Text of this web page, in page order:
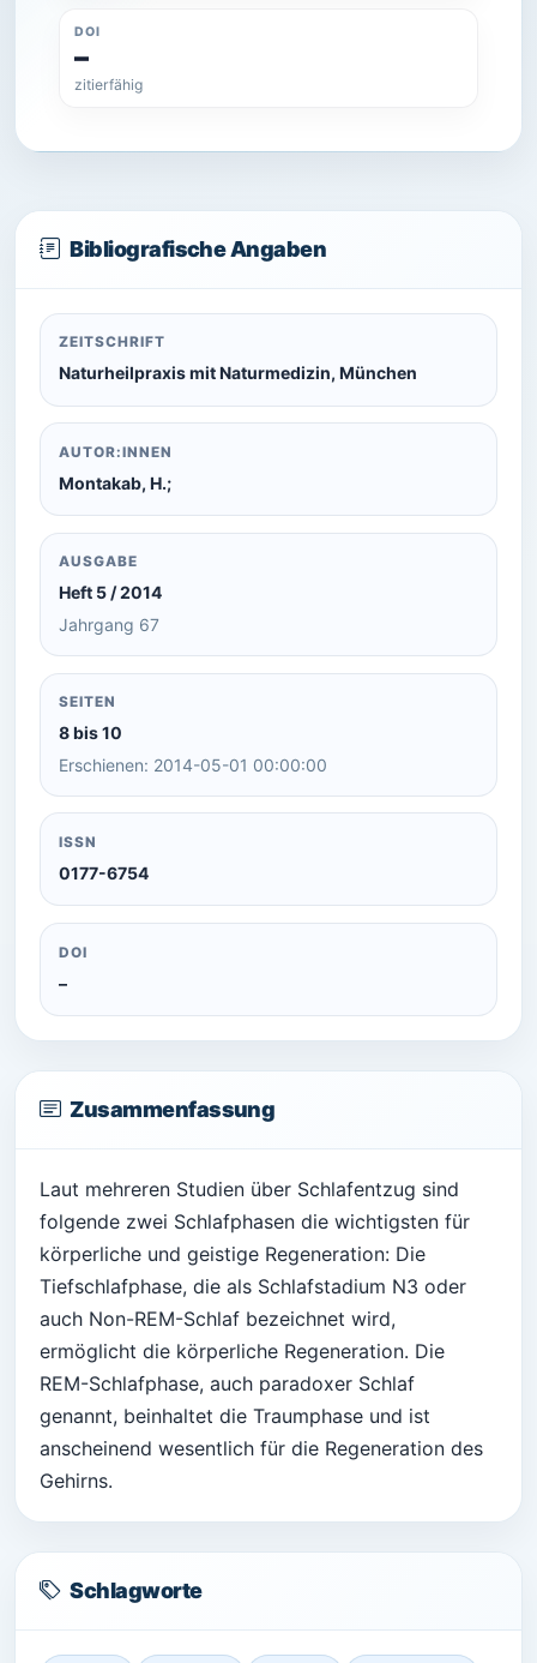
DOI
–
zitierfähig
Bibliografische Angaben
ZEITSCHRIFT
Naturheilpraxis mit Naturmedizin, München
AUTOR:INNEN
Montakab, H.;
AUSGABE
Heft 5 / 2014
Jahrgang 67
SEITEN
8 bis 10
Erschienen: 2014-05-01 00:00:00
ISSN
0177-6754
DOI
–
Zusammenfassung
Laut mehreren Studien über Schlafentzug sind
folgende zwei Schlafphasen die wichtigsten für
körperliche und geistige Regeneration: Die
Tiefschlafphase, die als Schlafstadium N3 oder
auch Non-REM-Schlaf bezeichnet wird,
ermöglicht die körperliche Regeneration. Die
REM-Schlafphase, auch paradoxer Schlaf
genannt, beinhaltet die Traumphase und ist
anscheinend wesentlich für die Regeneration des
Gehirns.
Schlagworte